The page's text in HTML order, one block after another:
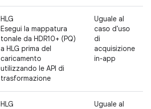
HLG
Esegui la mappatura
tonale da HDR10+ (PQ)
a HLG prima del
caricamento
utilizzando le API di
trasformazione
Uguale al
caso d'uso
di
acquisizione
in-app
HLG
Uguale al